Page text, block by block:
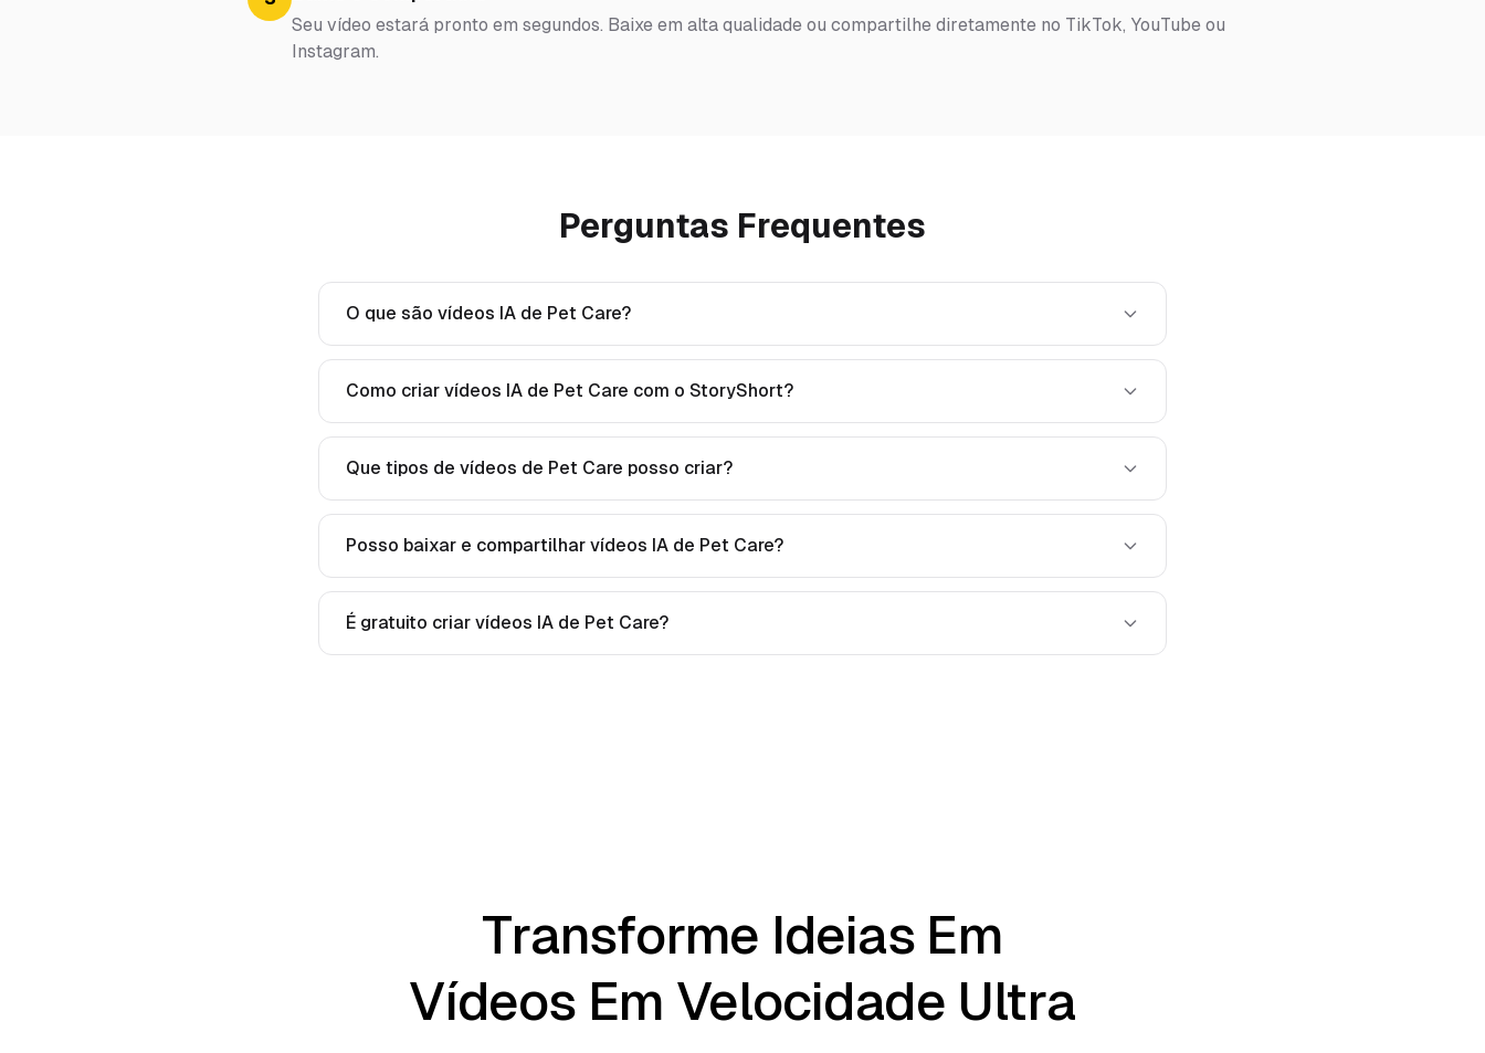
Seu vídeo estará pronto em segundos. Baixe em alta qualidade ou compartilhe diretamente no TikTok, YouTube ou
Instagram.
Perguntas Frequentes
O que são vídeos IA de Pet Care?
Como criar vídeos IA de Pet Care com o StoryShort?
Que tipos de vídeos de Pet Care posso criar?
Posso baixar e compartilhar vídeos IA de Pet Care?
É gratuito criar vídeos IA de Pet Care?
Transforme Ideias Em
Vídeos Em Velocidade Ultra